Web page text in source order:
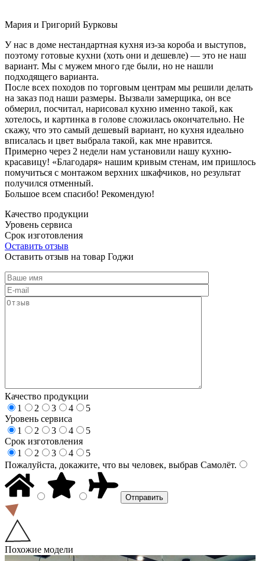
Мария и Григорий Бурковы
У нас в доме нестандартная кухня из-за короба и выступов,
поэтому готовые кухни (хоть они и дешевле) — это не наш
вариант. Мы с мужем много где были, но не нашли
подходящего варианта.
После всех походов по торговым центрам мы решили делать
на заказ под наши размеры. Вызвали замерщика, он все
обмерил, посчитал, нарисовал кухню именно такой, как
хотелось, и картинка в голове сложилась окончательно. Не
скажу, что это самый дешевый вариант, но кухня идеально
вписалась и цвет выбрала такой, как мне нравится.
Примерно через 2 недели нам установили нашу кухню-
красавицу! «Благодаря» нашим кривым стенам, им пришлось
помучиться с монтажом верхних шкафчиков, но результат
получился отменный.
Большое всем спасибо! Рекомендую!
Качество продукции
Уровень сервиса
Срок изготовления
Оставить отзыв
Оставить отзыв на товар Годжи
Качество продукции
1
2 3 4
5
Уровень сервиса
1
2 3 4
5
Срок изготовления
1
2 3 4
5
Пожалуйста, докажите, что вы человек, выбрав Самолёт.
Похожие модели